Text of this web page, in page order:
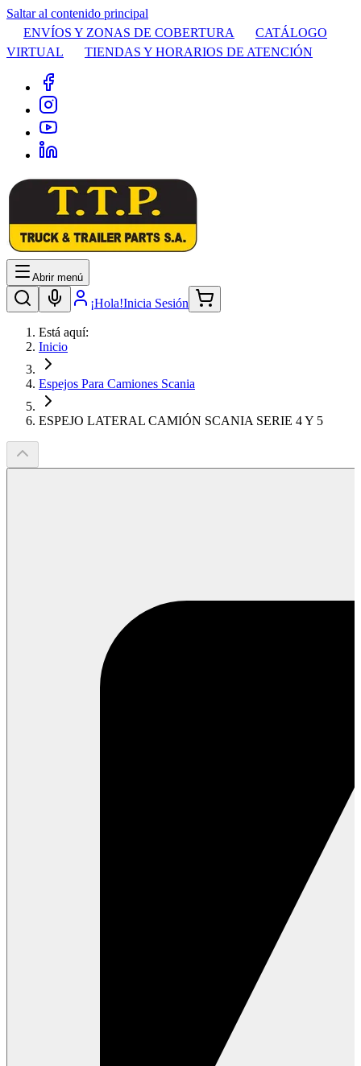
Saltar al contenido principal
ENVÍOS Y ZONAS DE COBERTURA
CATÁLOGO
VIRTUAL
TIENDAS Y HORARIOS DE ATENCIÓN
Abrir menú
¡Hola!Inicia Sesión
Está aquí:
Inicio
Espejos Para Camiones Scania
ESPEJO LATERAL CAMIÓN SCANIA SERIE 4 Y 5